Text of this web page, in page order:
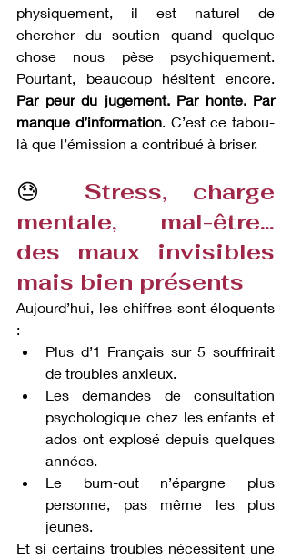
physiquement, il est naturel de
chercher du soutien quand quelque
chose nous pèse psychiquement.
Par peur du jugement. Par honte. Par
manque d’information. C’est ce tabou-
là que l’émission a contribué à briser.
😓
Stress, charge
mentale, mal-être…
des maux invisibles
mais bien présents
Aujourd’hui, les chiffres sont éloquents
:
Plus d’1 Français sur 5 souffrirait
de troubles anxieux.
Les demandes de consultation
psychologique chez les enfants et
ados ont explosé depuis quelques
années.
Le burn-out n’épargne plus
personne, pas même les plus
jeunes.
Et si certains troubles nécessitent une